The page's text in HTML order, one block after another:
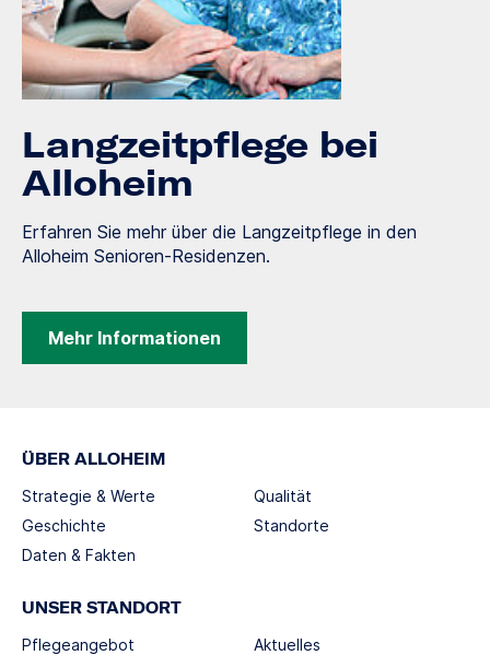
Langzeitpflege bei
Alloheim
Erfahren Sie mehr über die Langzeitpflege in den
Alloheim Senioren-Residenzen.
Mehr Informationen
ÜBER ALLOHEIM
Strategie & Werte
Geschichte
Daten & Fakten
Qualität
Standorte
UNSER STANDORT
Pflegeangebot
Aktuelles